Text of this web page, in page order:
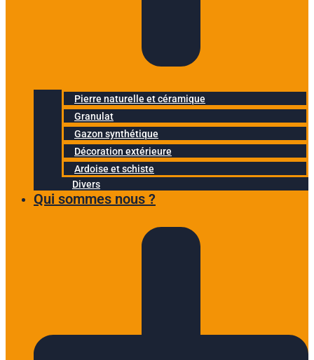
Pierre naturelle et céramique
Granulat
Gazon synthétique
Décoration extérieure
Ardoise et schiste
Divers
Qui sommes nous ?